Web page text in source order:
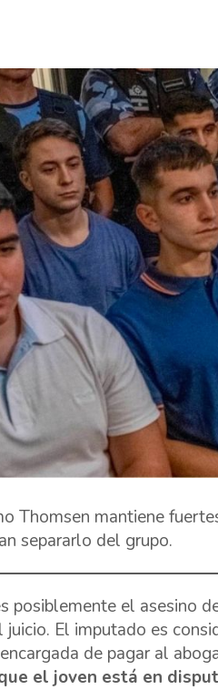
Thomsen mantiene
separarlo del grupo.
posiblemente el asesino
El imputado es
de pagar al
el joven está en